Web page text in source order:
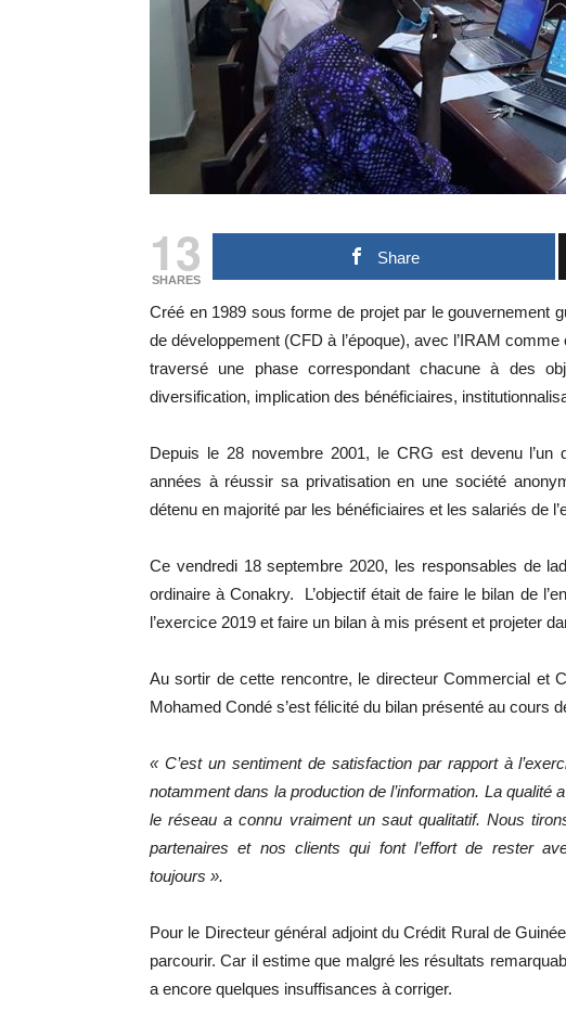
13
SHARES
Share
Créé en 1989 sous forme de projet par le gouvernement
de développement (CFD à l’époque), avec l’IRAM
traversé une phase correspondant chacune à des
diversification, implication des bénéficiaires,
Depuis le 28 novembre 2001, le CRG est devenu l’un
années à réussir sa privatisation en une société
détenu en majorité par les bénéficiaires et les salariés de
Ce vendredi 18 septembre 2020, les responsables de
ordinaire à Conakry. L’objectif était de faire le bilan de
l’exercice 2019 et faire un bilan à mis présent et projeter
Au sortir de cette rencontre, le directeur Commercial et
Mohamed Condé s’est félicité du bilan présenté au cours
« C’est un sentiment de satisfaction par rapport à
notamment dans la production de l’information. La
le réseau a connu vraiment un saut qualitatif. Nous
partenaires et nos clients qui font l’effort de rester
toujours ».
Pour le Directeur général adjoint du Crédit Rural de
parcourir. Car il estime que malgré les résultats
a encore quelques insuffisances à corriger.